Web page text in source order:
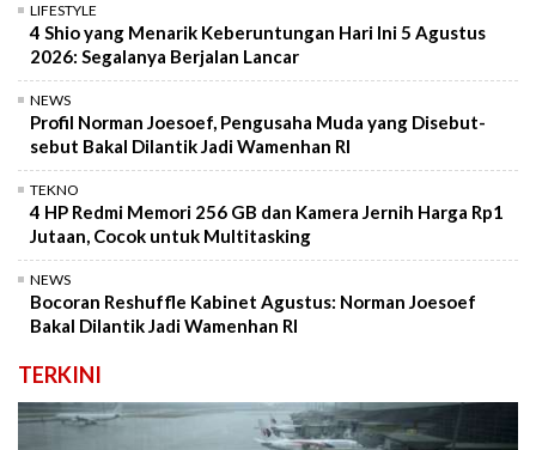
LIFESTYLE
4 Shio yang Menarik Keberuntungan Hari Ini 5 Agustus
2026: Segalanya Berjalan Lancar
NEWS
Profil Norman Joesoef, Pengusaha Muda yang Disebut-
sebut Bakal Dilantik Jadi Wamenhan RI
TEKNO
4 HP Redmi Memori 256 GB dan Kamera Jernih Harga Rp1
Jutaan, Cocok untuk Multitasking
NEWS
Bocoran Reshuffle Kabinet Agustus: Norman Joesoef
Bakal Dilantik Jadi Wamenhan RI
TERKINI